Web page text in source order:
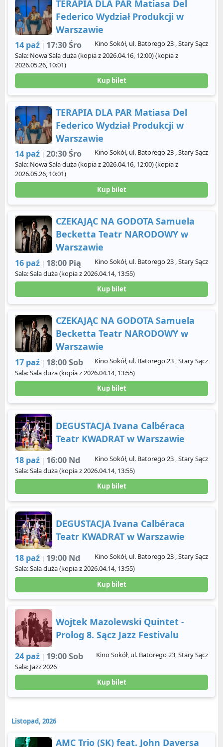
TERAPIA DLA PAR Matiasa Del
Federico Wydział Produkcji w
Warszawie
14 paź | 17:30 Śro
Kino Sokół, ul. Batorego 23 , Stary Sącz
Sala: Nowa Sala duża (kopia z 2026.04.16, 12:00) (kopia z
2026.05.26, 10:01)
Kup bilet
TERAPIA DLA PAR Matiasa Del
Federico Wydział Produkcji w
Warszawie
14 paź |20:30 Śro
Kino Sokół, ul. Batorego 23 , Stary Sącz
Sala: Nowa Sala duża (kopia z 2026.04.16, 12:00) (kopia z
2026.05.26, 10:01)
Kup bilet
CZEKAJĄC NA GODOTA Samuela
Becketta Teatr NARODOWY w
Warszawie
16 paź | 18:00 Pią
Kino Sokół, ul. Batorego 23 , Stary Sącz
Sala: Sala duża (kopia z 2026.04.14, 13:55)
Kup bilet
CZEKAJĄC NA GODOTA Samuela
Becketta Teatr NARODOWY w
Warszawie
17 paź | 18:00 Sob
Kino Sokół, ul. Batorego 23 , Stary Sącz
Sala: Sala duża (kopia z 2026.04.14, 13:55)
Kup bilet
DEGUSTACJA Ivana Calbéraca
Teatr KWADRAT w Warszawie
18 paź | 16:00 Nd
Kino Sokół, ul. Batorego 23 , Stary Sącz
Sala: Sala duża (kopia z 2026.04.14, 13:55)
Kup bilet
DEGUSTACJA Ivana Calbéraca
Teatr KWADRAT w Warszawie
18 paź | 19:00 Nd
Kino Sokół, ul. Batorego 23 , Stary Sącz
Sala: Sala duża (kopia z 2026.04.14, 13:55)
Kup bilet
Wojtek Mazolewski Quintet -
Prolog 8. Sącz Jazz Festivalu
24 paź | 19:00 Sob
Kino Sokół, ul. Batorego 23, Stary Sącz
Sala: Jazz 2026
Kup bilet
Listopad, 2026
AMC Trio (SK) feat. John Daversa